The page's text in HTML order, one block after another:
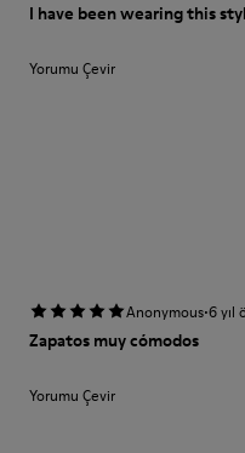
I have been wearing this
Yorumu Çevir
Anonymous·6 yıl
Zapatos muy cómodos
Yorumu Çevir